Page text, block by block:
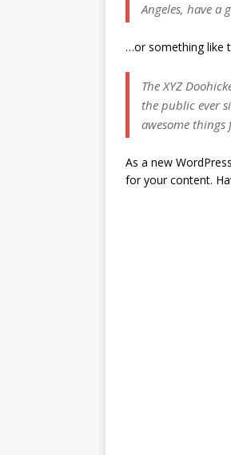
Angeles, have a
…or something like
The XYZ
the public ever
awesome
As a new
for your content.